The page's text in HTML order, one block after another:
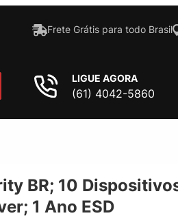
Frete Grátis para todo Brasil
LIGUE AGORA
(61) 4042-5860
BR; 10
1 Ano ESD